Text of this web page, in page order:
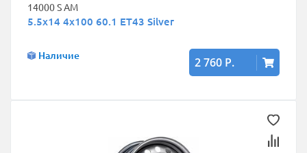
14000 S AM
5.5x14 4x100 60.1 ET43 Silver
Наличие 2 760 Р.